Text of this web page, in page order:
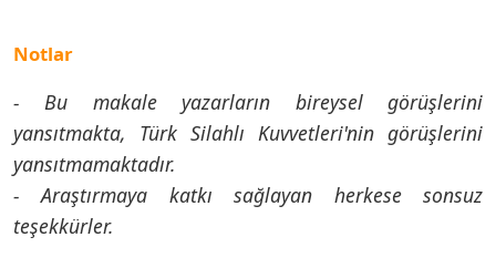
Notlar
- Bu makale yazarların bireysel görüşlerini
yansıtmakta, Türk Silahlı Kuvvetleri'nin görüşlerini
yansıtmamaktadır.
- Araştırmaya katkı sağlayan herkese sonsuz
teşekkürler.